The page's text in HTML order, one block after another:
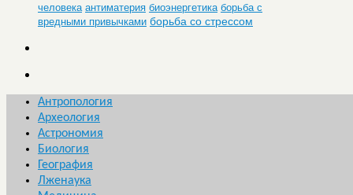
человека антиматерия биоэнергетика борьба с
вредными привычками борьба со стрессом
Антропология
Археология
Астрономия
Биология
География
Лженаука